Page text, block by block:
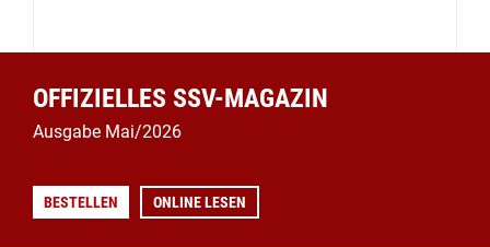
OFFIZIELLES SSV-MAGAZIN
Ausgabe Mai/2026
BESTELLEN ONLINE LESEN